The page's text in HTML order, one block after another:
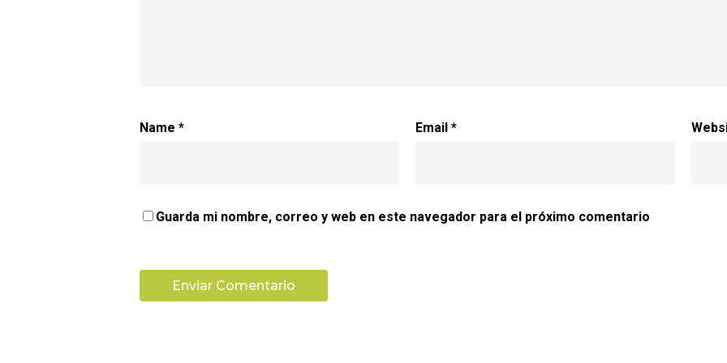
Name * Email *
Guarda mi nombre, correo y web en este navegador para el próximo comentario